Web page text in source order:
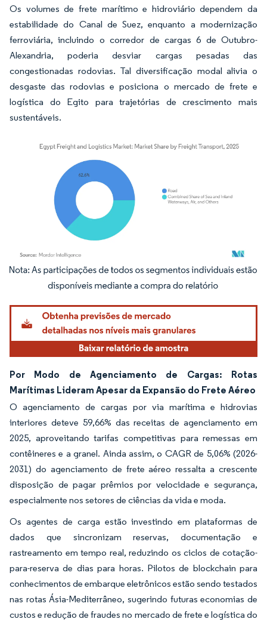
Os volumes de frete marítimo e hidroviário dependem da
estabilidade do Canal de Suez, enquanto a modernização
ferroviária, incluindo o corredor de cargas 6 de Outubro-
Alexandria, poderia desviar cargas pesadas das
congestionadas rodovias. Tal diversificação modal alivia o
desgaste das rodovias e posiciona o mercado de frete e
logística do Egito para trajetórias de crescimento mais
sustentáveis.
Imagem © Mordor Intelligence. O reuso requer atribuição conforme CC BY 4.0.
Por Modo de Agenciamento de Cargas: Rotas
Marítimas Lideram Apesar da Expansão do Frete Aéreo
O agenciamento de cargas por via marítima e hidrovias
interiores deteve 59,66% das receitas de agenciamento em
2025, aproveitando tarifas competitivas para remessas em
contêineres e a granel. Ainda assim, o CAGR de 5,06% (2026-
2031) do agenciamento de frete aéreo ressalta a crescente
disposição de pagar prêmios por velocidade e segurança,
especialmente nos setores de ciências da vida e moda.
Os agentes de carga estão investindo em plataformas de
dados que sincronizam reservas, documentação e
rastreamento em tempo real, reduzindo os ciclos de cotação-
para-reserva de dias para horas. Pilotos de blockchain para
conhecimentos de embarque eletrônicos estão sendo testados
nas rotas Ásia-Mediterrâneo, sugerindo futuras economias de
custos e redução de fraudes no mercado de frete e logística do